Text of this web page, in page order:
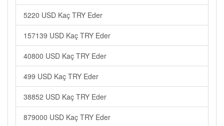
5220 USD Kaç TRY Eder
157139 USD Kaç TRY Eder
40800 USD Kaç TRY Eder
499 USD Kaç TRY Eder
38852 USD Kaç TRY Eder
879000 USD Kaç TRY Eder